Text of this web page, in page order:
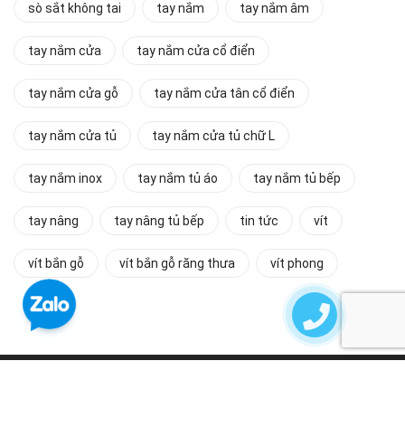
sò sắt không tai tay nắm tay nắm âm
tay nắm cửa tay nắm cửa cổ điển
tay nắm cửa gỗ tay nắm cửa tân cổ điển
tay nắm cửa tủ tay nắm cửa tủ chữ L
tay nắm inox tay nắm tủ áo tay nắm tủ bếp
tay nâng tay nâng tủ bếp tin tức vít
vít bắn gỗ vít bắn gỗ răng thưa vít phong